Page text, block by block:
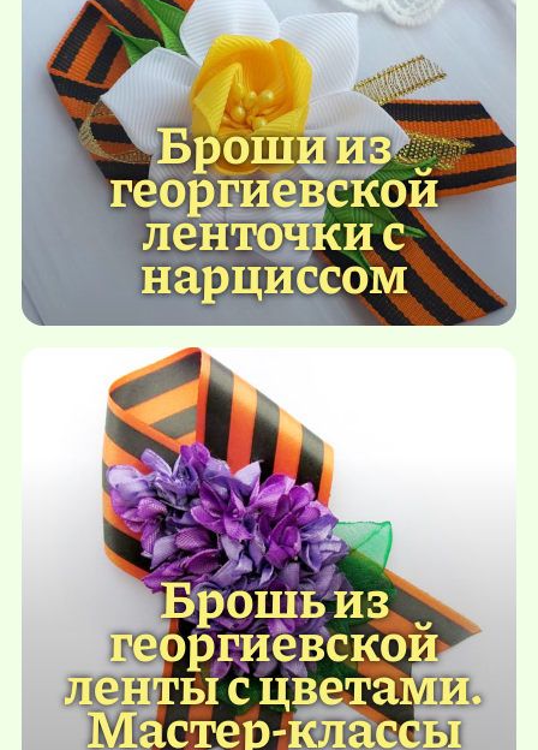
Броши из
георгиевской
ленточки с
нарциссом
Брошь из
георгиевской
ленты с цветами.
Мастер-классы